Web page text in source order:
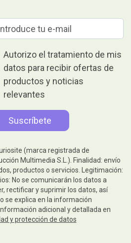
Autorizo el tratamiento de mis
datos para recibir ofertas de
productos y noticias
relevantes
(marca registrada de
Multimedia S.L.). Finalidad: envío
productos o servicios. Legitimación:
No se comunicarán los datos a
rectificar y suprimir los datos, así
se explica en la información
adicional y detallada en
y protección de datos